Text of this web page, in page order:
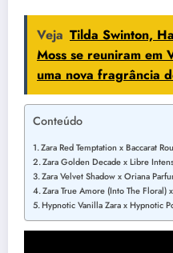
Veja Tilda Swinton,
Moss se reuniram em
uma nova fragrância
Conteúdo
Zara Red Temptation x Baccarat
Zara Golden Decade x Libre
Zara Velvet Shadow x Oriana
Zara True Amore (Into The Floral)
Hypnotic Vanilla Zara x Hypnotic